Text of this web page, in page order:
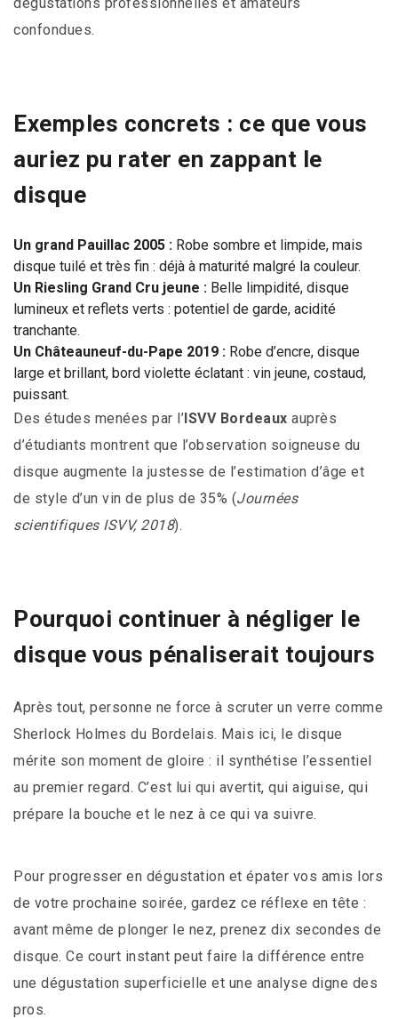
confondues.
Exemples concrets : ce que vous
auriez pu rater en zappant le
disque
Un grand Pauillac 2005 : Robe sombre et limpide, mais
disque tuilé et très fin : déjà à maturité malgré la couleur.
Un Riesling Grand Cru jeune : Belle limpidité, disque
lumineux et reflets verts : potentiel de garde, acidité
tranchante.
Un Châteauneuf-du-Pape 2019 : Robe d’encre, disque
large et brillant, bord violette éclatant : vin jeune, costaud,
puissant.
Des études menées par l’ISVV Bordeaux auprès
d’étudiants montrent que l’observation soigneuse du
disque augmente la justesse de l’estimation d’âge et
de style d’un vin de plus de 35% (Journées
scientifiques ISVV, 2018).
Pourquoi continuer à négliger le
disque vous pénaliserait toujours
Après tout, personne ne force à scruter un verre comme
Sherlock Holmes du Bordelais. Mais ici, le disque
mérite son moment de gloire : il synthétise l’essentiel
au premier regard. C’est lui qui avertit, qui aiguise, qui
prépare la bouche et le nez à ce qui va suivre.
Pour progresser en dégustation et épater vos amis lors
de votre prochaine soirée, gardez ce réflexe en tête :
avant même de plonger le nez, prenez dix secondes de
disque. Ce court instant peut faire la différence entre
une dégustation superficielle et une analyse digne des
pros.